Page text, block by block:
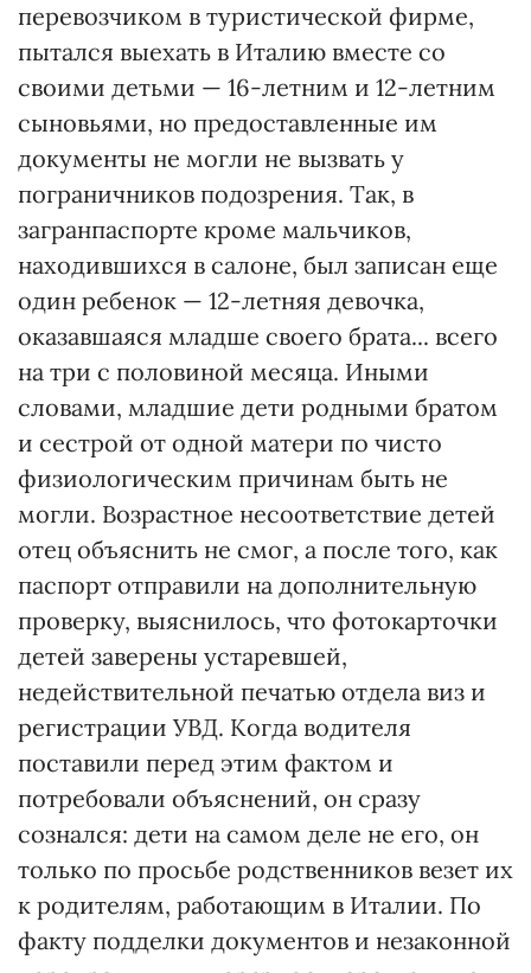
перевозчиком в туристической фирме,
пытался выехать в Италию вместе со
своими детьми — 16-летним и 12-летним
сыновьями, но предоставленные им
документы не могли не вызвать у
пограничников подозрения. Так, в
загранпаспорте кроме мальчиков,
находившихся в салоне, был записан еще
один ребенок — 12-летняя девочка,
оказавшаяся младше своего брата... всего
на три с половиной месяца. Иными
словами, младшие дети родными братом
и сестрой от одной матери по чисто
физиологическим причинам быть не
могли. Возрастное несоответствие детей
отец объяснить не смог, а после того, как
паспорт отправили на дополнительную
проверку, выяснилось, что фотокарточки
детей заверены устаревшей,
недействительной печатью отдела виз и
регистрации УВД. Когда водителя
поставили перед этим фактом и
потребовали объяснений, он сразу
сознался: дети на самом деле не его, он
только по просьбе родственников везет их
к родителям, работающим в Италии. По
факту подделки документов и незаконной